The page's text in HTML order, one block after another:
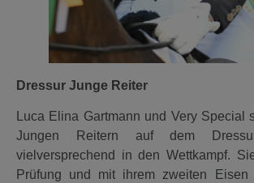
Dressur Junge Reiter
Luca Elina Gartmann und Very Special
Jungen Reitern auf dem
vielversprechend in den Wettkampf.
Prüfung und mit ihrem zweiten